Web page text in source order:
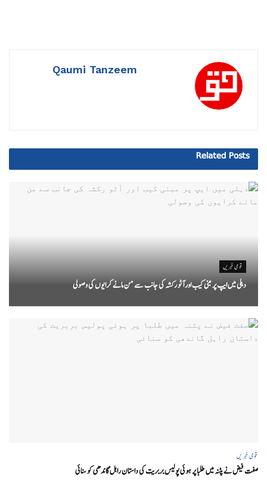
Qaumi Tanzeem
Related Posts
قومی خبریں
دہلی میں ایپ پر مبنی کیب اور آٹو رکشہ کی جانب سے من مانے کرایوں کی وصولی
قومی خبریں
صفت فیض نے پٹنہ میں طلبا پر ہوئی پولیس بربریت کی داستان راہل گاندھی کو سنائی